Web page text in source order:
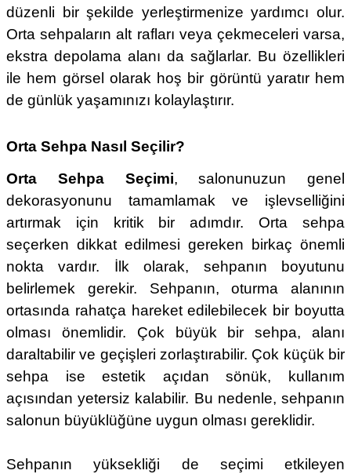
düzenli bir şekilde yerleştirmenize yardımcı olur.
Orta sehpaların alt rafları veya çekmeceleri varsa,
ekstra depolama alanı da sağlarlar. Bu özellikleri
ile hem görsel olarak hoş bir görüntü yaratır hem
de günlük yaşamınızı kolaylaştırır.
Orta Sehpa Nasıl Seçilir?
Orta Sehpa Seçimi, salonunuzun genel
dekorasyonunu tamamlamak ve işlevselliğini
artırmak için kritik bir adımdır. Orta sehpa
seçerken dikkat edilmesi gereken birkaç önemli
nokta vardır. İlk olarak, sehpanın boyutunu
belirlemek gerekir. Sehpanın, oturma alanının
ortasında rahatça hareket edilebilecek bir boyutta
olması önemlidir. Çok büyük bir sehpa, alanı
daraltabilir ve geçişleri zorlaştırabilir. Çok küçük bir
sehpa ise estetik açıdan sönük, kullanım
açısından yetersiz kalabilir. Bu nedenle, sehpanın
salonun büyüklüğüne uygun olması gereklidir.
Sehpanın yüksekliği de seçimi etkileyen